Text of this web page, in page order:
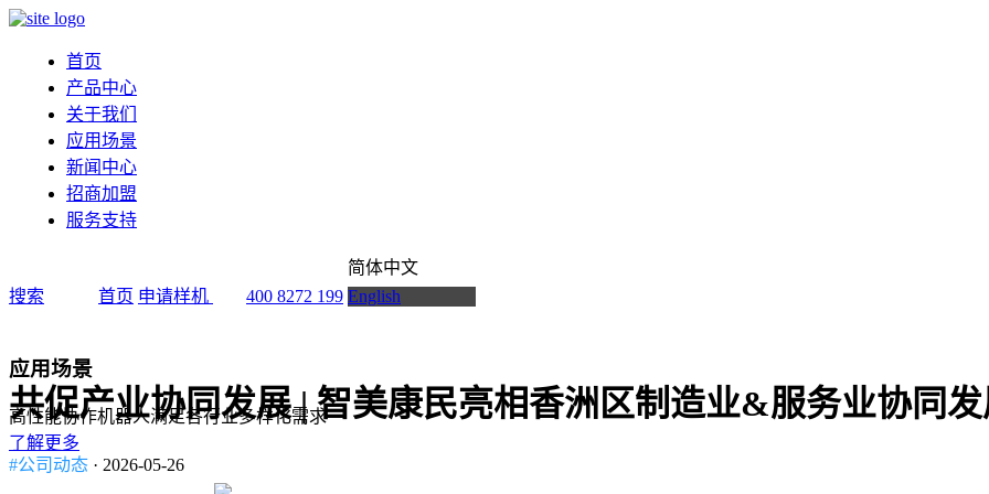
首页
产品中心
关于我们
应用场景
新闻中心
招商加盟
服务支持
搜索 首页 申请样机 400 8272 199
简体中文
English
应用场景
高性能协作机器人满足各行业多样化需求
了解更多
共促产业协同发展 | 智美康民亮相香洲区制造业&服务业协同
#公司动态 · 2026-05-26